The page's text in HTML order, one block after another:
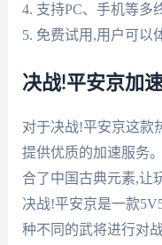
4. 支持PC、手机等多
5. 免费试用,用户可以
决战!平安京加
对于决战!平安京这款
提供优质的加速服务
合了中国古典元素,让
决战!平安京是一款
种不同的武将进行对